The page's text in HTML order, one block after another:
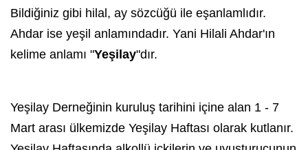
Bildiğiniz gibi hilal, ay sözcüğü ile eşanlamlıdır.
Ahdar ise yeşil anlamındadır. Yani Hilali Ahdar'ın
kelime anlamı "Yeşilay"dır.
YeşilayDerneğinin kuruluş tarihini içine alan 1 - 7
Mart arası ülkemizde YeşilayHaftası olarak kutlanır.